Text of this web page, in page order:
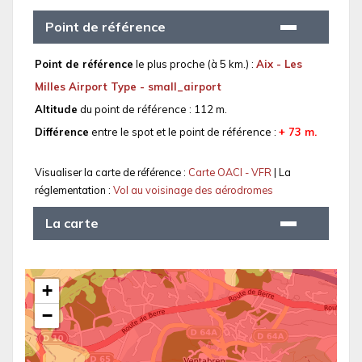
Point de référence
Point de référence le plus proche (à 5 km.) : Aix - Les
Milles Airport Type - small_airport
Altitude du point de référence : 112 m.
Différence entre le spot et le point de référence : + 73 m.
Visualiser la carte de référence : Carte OACI - VFR| La
réglementation : Vol au voisinage des aérodromes
La carte